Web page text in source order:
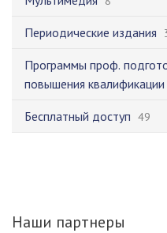
Периодические издания
Программы проф.
повышения
Бесплатный доступ 49
Наши партнеры